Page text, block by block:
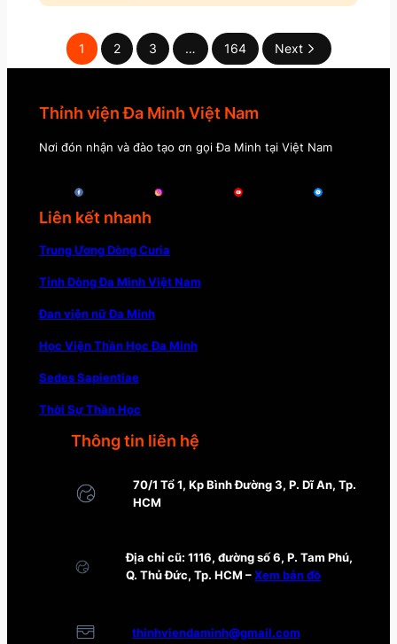
1 2 3 … 164 Next
Thỉnh viện Đa Minh Việt Nam
Nơi đón nhận và đào tạo ơn gọi Đa Minh tại Việt Nam
Liên kết nhanh
Trung Ương Dòng Curia
Tỉnh Dòng Đa Minh Việt Nam
Đan viện nữ Đa Minh
Học Viện Thần Học Đa Minh
Sedes Sapientiae
Thời Sự Thần Học
Thông tin liên hệ
70/1 Tổ 1, Kp Bình Đường 3, P. Dĩ An, Tp.
HCM
Địa chỉ cũ: 1116, đường số 6, P. Tam Phú,
Q. Thủ Đức, Tp. HCM –Xem bản đồ
thinhviendaminh@gmail.com